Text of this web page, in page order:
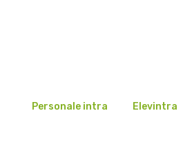
Personale intra Elevintra